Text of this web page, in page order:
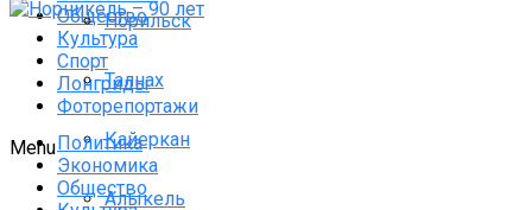
Общество
Культура
Спорт
Лонгриды
Фоторепортажи
Menu
Норильск
Талнах
Кайеркан
Алыкель
Политика
Экономика
Общество